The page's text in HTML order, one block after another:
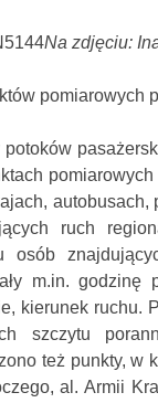
Na zdjęciu:
pomiarowych
potoków
ruch
osób
m.in. godzinę
kierunek ruchu.
szczytu
też punkty, w
al. Armii